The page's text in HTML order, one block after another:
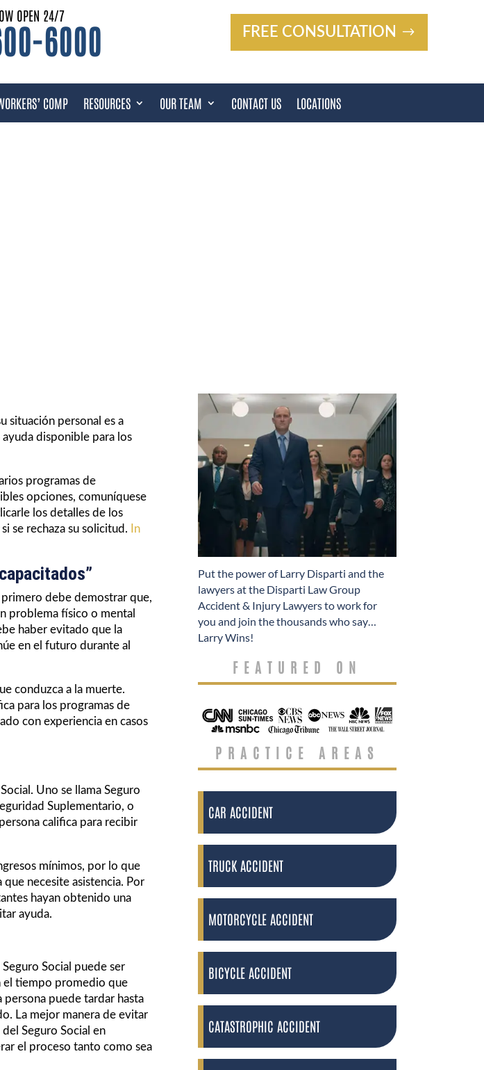
OPEN 24/7
6000 FREE CONSULTATION
COMP RESOURCES OUR TEAM CONTACT US LOCATIONS
situación personal es a
disponible para los
programas de
opciones, comuníquese
los detalles de los
se rechaza su solicitud.
In
primero debe demostrar que,
problema físico o mental
haber evitado que la
en el futuro durante al
conduzca a la muerte.
para los programas de
con experiencia en casos
Uno se llama Seguro
Suplementario, o
califica para recibir
mínimos, por lo que
necesite asistencia. Por
hayan obtenido una
ayuda.
Social puede ser
el tiempo promedio que
persona puede tardar hasta
La mejor manera de evitar
Seguro Social en
el proceso tanto como sea
​Put the power of Larry Disparti and the
lawyers at the Disparti Law Group
Accident & Injury Lawyers to work for
you and join the thousands who say…
Larry Wins!
FEATURED ON
PRACTICE AREAS
CAR ACCIDENT
TRUCK ACCIDENT
MOTORCYCLE ACCIDENT
BICYCLE ACCIDENT
CATASTROPHIC ACCIDENT